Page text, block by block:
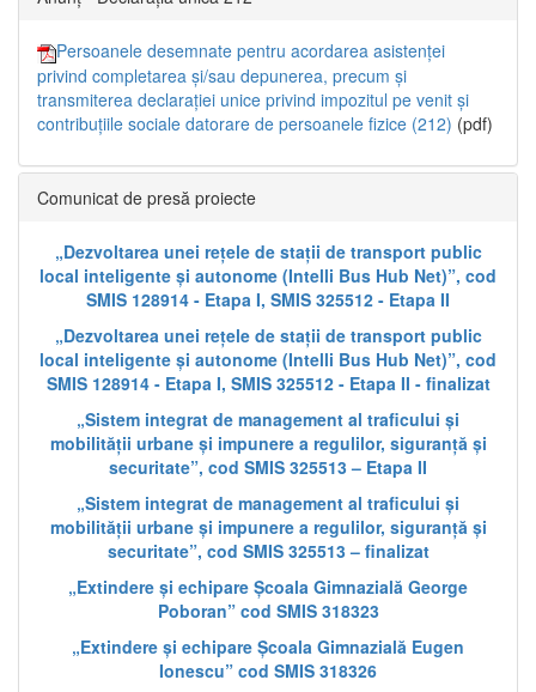
Persoanele desemnate pentru acordarea asistenței
privind completarea și/sau depunerea, precum și
transmiterea declarației unice privind impozitul pe venit și
contribuțiile sociale datorare de persoanele fizice (212) (pdf)
Comunicat de presă proiecte
„Dezvoltarea unei rețele de stații de transport public
local inteligente și autonome (Intelli Bus Hub Net)”, cod
SMIS 128914 - Etapa I, SMIS 325512 - Etapa II
„Dezvoltarea unei rețele de stații de transport public
local inteligente și autonome (Intelli Bus Hub Net)”, cod
SMIS 128914 - Etapa I, SMIS 325512 - Etapa II - finalizat
„Sistem integrat de management al traficului și
mobilității urbane și impunere a regulilor, siguranță și
securitate”, cod SMIS 325513 – Etapa II
„Sistem integrat de management al traficului și
mobilității urbane și impunere a regulilor, siguranță și
securitate”, cod SMIS 325513 – finalizat
„Extindere și echipare Școala Gimnazială George
Poboran” cod SMIS 318323
„Extindere și echipare Școala Gimnazială Eugen
Ionescu” cod SMIS 318326